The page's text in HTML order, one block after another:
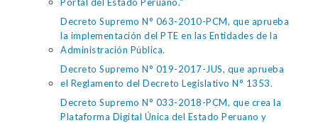
Decreto Supremo N° 063-2010-PCM, que aprueba
la implementación del PTE en las Entidades de la
Administración Pública.
Decreto Supremo N° 019-2017-JUS, que aprueba
el Reglamento del Decreto Legislativo N° 1353.
Decreto Supremo N° 033-2018-PCM, que crea la
Plataforma Digital Única del Estado Peruano y